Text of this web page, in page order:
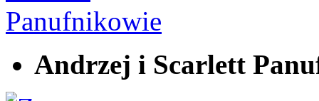
Andrzej i Scarlett